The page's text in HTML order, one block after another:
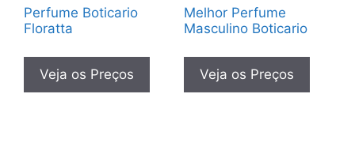
Perfume Boticario
Floratta
Veja os Preços
Melhor Perfume
Masculino Boticario
Veja os Preços